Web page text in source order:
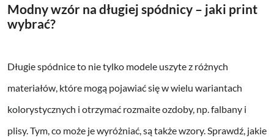
Modny wzór na długiej spódnicy – jaki print
wybrać?
Długie spódnice to nie tylko modele uszyte z różnych
materiałów, które mogą pojawiać się w wielu wariantach
kolorystycznych i otrzymać rozmaite ozdoby, np. falbany i
plisy. Tym, co może je wyróżniać, są także wzory. Sprawdź, jakie